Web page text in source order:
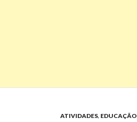
ATIVIDADES,